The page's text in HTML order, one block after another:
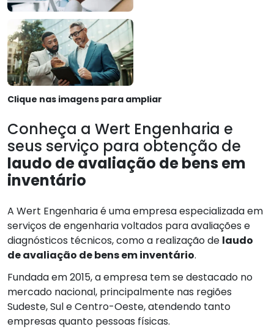
Clique nas imagens para ampliar
Conheça a Wert Engenharia e
seus serviço para obtenção de
laudo de avaliação de bens em
inventário
A Wert Engenharia é uma empresa especializada em
serviços de engenharia voltados para avaliações e
diagnósticos técnicos, como a realização de laudo
de avaliação de bens em inventário.
Fundada em 2015, a empresa tem se destacado no
mercado nacional, principalmente nas regiões
Sudeste, Sul e Centro-Oeste, atendendo tanto
empresas quanto pessoas físicas.